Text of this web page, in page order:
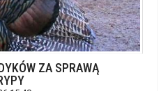
ZA SPRAWĄ